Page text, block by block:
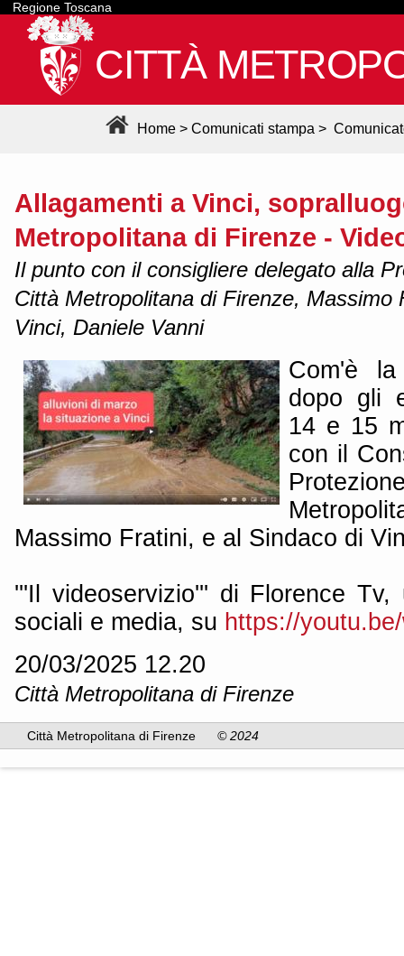
Regione Toscana
CITTÀ
Home > Comunicati stampa >
Allagamenti a Vinci,
Metropolitana di Firenze -
Il punto con il consigliere delegato alla
Città Metropolitana di Firenze, Massimo
Vinci, Daniele Vanni
Com'è
dopo gli
14 e 15
con il
Massimo Fratini, e al Sindaco di
'''Il videoservizio''' di Florence Tv,
sociali e media, su https://
20/03/2025 12.20
Città Metropolitana di Firenze
Città Metropolitana di Firenze © 2024